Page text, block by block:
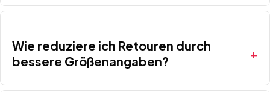
Wie reduziere ich Retouren durch
bessere Größenangaben?